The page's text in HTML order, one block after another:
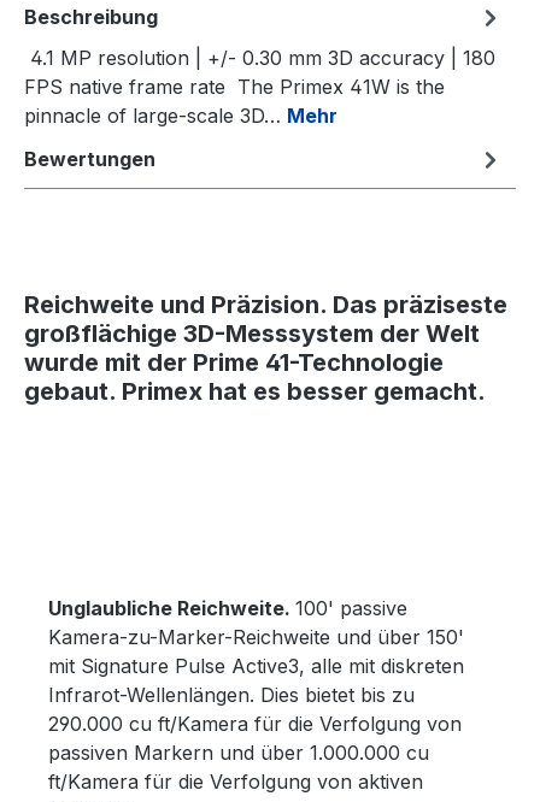
Beschreibung
4.1 MP resolution | +/- 0.30 mm 3D accuracy | 180
FPS native frame rate The Primex 41W is the
pinnacle of large-scale 3D… Mehr
Bewertungen
Reichweite und Präzision. Das präziseste
großflächige 3D-Messsystem der Welt
wurde mit der Prime 41-Technologie
gebaut. Primex hat es besser gemacht.
Unglaubliche Reichweite. 100' passive
Kamera-zu-Marker-Reichweite und über 150'
mit Signature Pulse Active3, alle mit diskreten
Infrarot-Wellenlängen. Dies bietet bis zu
290.000 cu ft/Kamera für die Verfolgung von
passiven Markern und über 1.000.000 cu
ft/Kamera für die Verfolgung von aktiven